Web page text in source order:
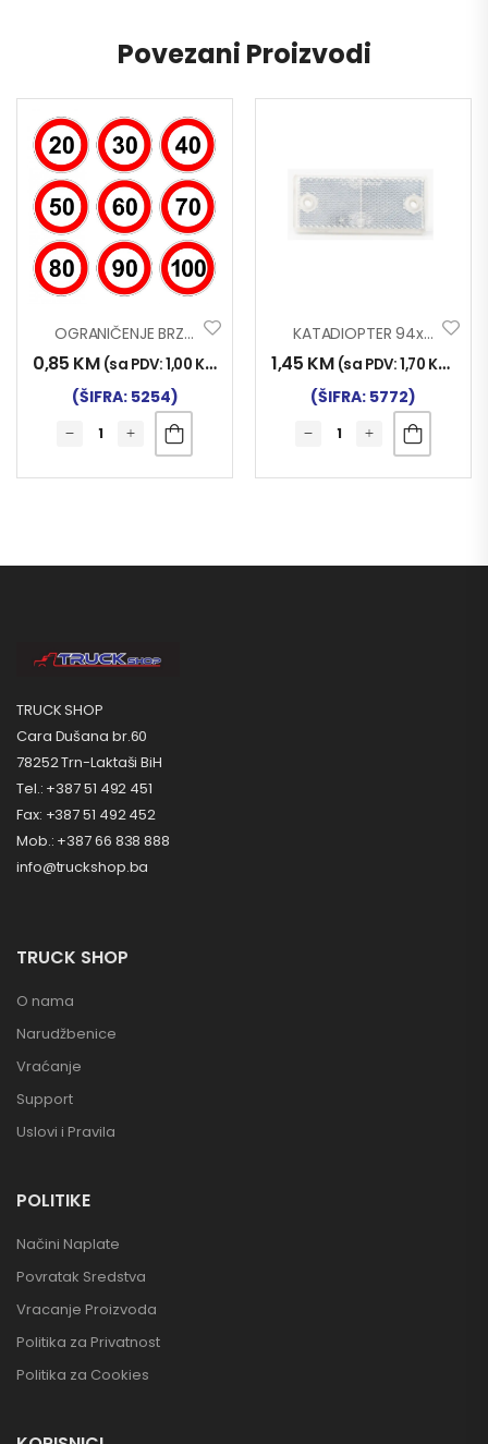
Povezani Proizvodi
OGRANIČENJE BRZINE 70
0,85 KM (sa PDV:1,00 KM
(ŠIFRA: 5254)
KATADIOPTER 94x44mm BIJELI
1,45 KM (sa PDV:1,70 KM
(ŠIFRA: 5772)
TRUCK SHOP
Cara Dušana br.60
78252 Trn-Laktaši BiH
Tel.: +387 51 492 451
Fax: +387 51 492 452
Mob.: +387 66 838 888
info@truckshop.ba
TRUCK SHOP
O nama
Narudžbenice
Vraćanje
Support
Uslovi i Pravila
POLITIKE
Načini Naplate
Povratak Sredstva
Vracanje Proizvoda
Politika za Privatnost
Politika za Cookies